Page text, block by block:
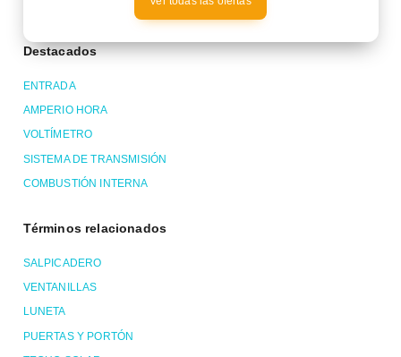
Destacados
ENTRADA
AMPERIO HORA
VOLTÍMETRO
SISTEMA DE TRANSMISIÓN
COMBUSTIÓN INTERNA
Términos relacionados
SALPICADERO
VENTANILLAS
LUNETA
PUERTAS Y PORTÓN